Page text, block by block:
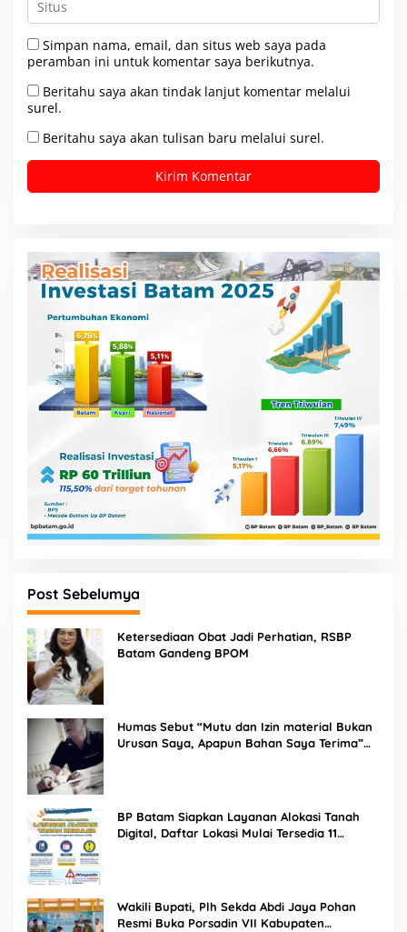
Simpan nama, email, dan situs web saya pada
peramban ini untuk komentar saya berikutnya.
Beritahu saya akan tindak lanjut komentar melalui
surel.
Beritahu saya akan tulisan baru melalui surel.
Post Sebelumya
Ketersediaan Obat Jadi Perhatian, RSBP
Batam Gandeng BPOM
Humas Sebut “Mutu dan Izin material Bukan
Urusan Saya, Apapun Bahan Saya Terima”
BP Batam Siapkan Layanan Alokasi Tanah
Digital, Daftar Lokasi Mulai Tersedia 11
Wakili Bupati, Plh Sekda Abdi Jaya Pohan
Resmi Buka Porsadin VII Kabupaten